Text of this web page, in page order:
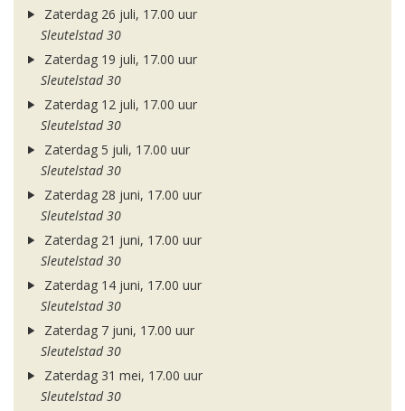
Zaterdag 26 juli, 17.00 uur
Sleutelstad 30
Zaterdag 19 juli, 17.00 uur
Sleutelstad 30
Zaterdag 12 juli, 17.00 uur
Sleutelstad 30
Zaterdag 5 juli, 17.00 uur
Sleutelstad 30
Zaterdag 28 juni, 17.00 uur
Sleutelstad 30
Zaterdag 21 juni, 17.00 uur
Sleutelstad 30
Zaterdag 14 juni, 17.00 uur
Sleutelstad 30
Zaterdag 7 juni, 17.00 uur
Sleutelstad 30
Zaterdag 31 mei, 17.00 uur
Sleutelstad 30